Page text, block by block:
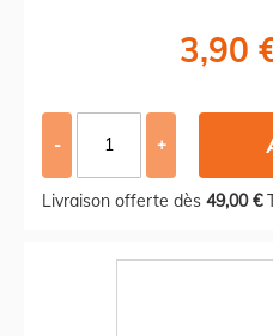
3,90
- +
Livraison offerte dès 49,00 €